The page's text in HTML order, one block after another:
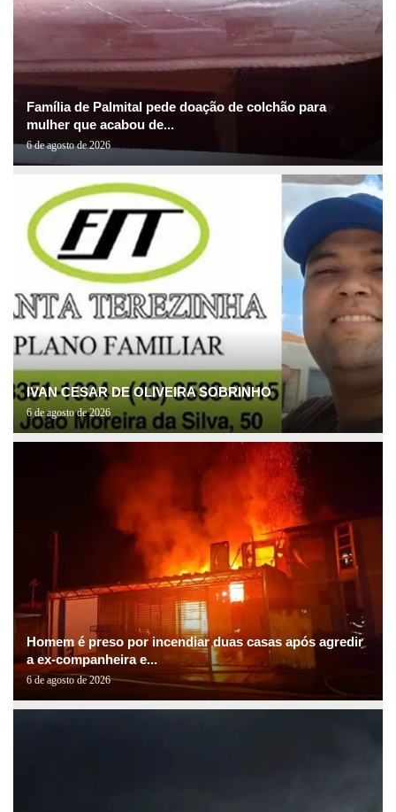
Família de Palmital pede doação de colchão para
mulher que acabou de...
6 de agosto de 2026
IVAN CESAR DE OLIVEIRA SOBRINHO
6 de agosto de 2026
Homem é preso por incendiar duas casas após agredir
a ex-companheira e...
6 de agosto de 2026